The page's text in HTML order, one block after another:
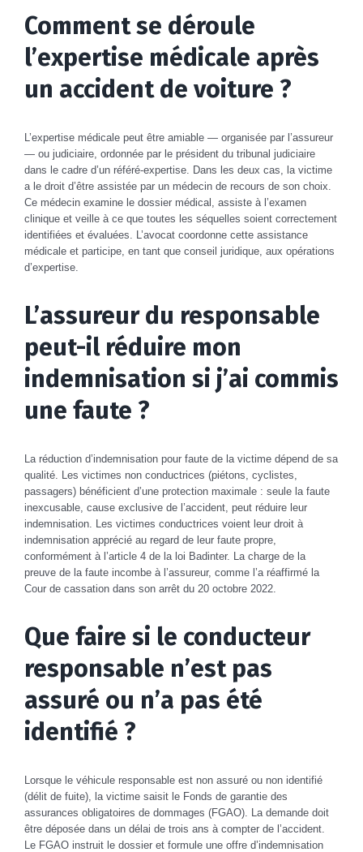
Comment se déroule
l’expertise médicale après
un accident de voiture ?
L’expertise médicale peut être amiable — organisée par l’assureur
— ou judiciaire, ordonnée par le président du tribunal judiciaire
dans le cadre d’un référé-expertise. Dans les deux cas, la victime
a le droit d’être assistée par un médecin de recours de son choix.
Ce médecin examine le dossier médical, assiste à l’examen
clinique et veille à ce que toutes les séquelles soient correctement
identifiées et évaluées. L’avocat coordonne cette assistance
médicale et participe, en tant que conseil juridique, aux opérations
d’expertise.
L’assureur du responsable
peut-il réduire mon
indemnisation si j’ai commis
une faute ?
La réduction d’indemnisation pour faute de la victime dépend de sa
qualité. Les victimes non conductrices (piétons, cyclistes,
passagers) bénéficient d’une protection maximale : seule la faute
inexcusable, cause exclusive de l’accident, peut réduire leur
indemnisation. Les victimes conductrices voient leur droit à
indemnisation apprécié au regard de leur faute propre,
conformément à l’article 4 de la loi Badinter. La charge de la
preuve de la faute incombe à l’assureur, comme l’a réaffirmé la
Cour de cassation dans son arrêt du 20 octobre 2022.
Que faire si le conducteur
responsable n’est pas
assuré ou n’a pas été
identifié ?
Lorsque le véhicule responsable est non assuré ou non identifié
(délit de fuite), la victime saisit le Fonds de garantie des
assurances obligatoires de dommages (FGAO). La demande doit
être déposée dans un délai de trois ans à compter de l’accident.
Le FGAO instruit le dossier et formule une offre d’indemnisation